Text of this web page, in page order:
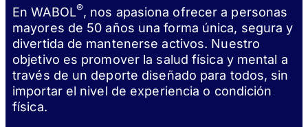
En WABOL®, nos apasiona ofrecer a personas
mayores de 50 años una forma única, segura y
divertida de mantenerse activos. Nuestro
objetivo es promover la salud física y mental a
través de un deporte diseñado para todos, sin
importar el nivel de experiencia o condición
física.